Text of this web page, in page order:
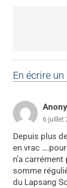
En écrire
6 juillet
Depuis plus
en vrac
n’a
somme
du Lapsang